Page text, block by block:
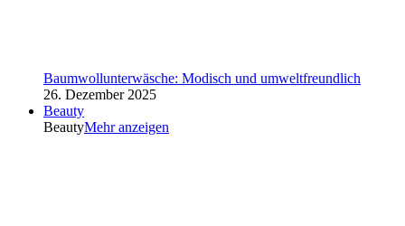
Baumwollunterwäsche: Modisch und umweltfreundlich
26. Dezember 2025
Beauty
BeautyMehr anzeigen